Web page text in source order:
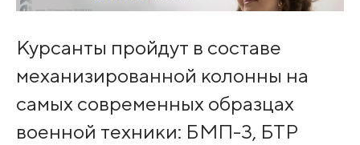
Курсанты пройдут в составе
механизированной колонны на
самых современных образцах
военной техники: БМП-3, БТР